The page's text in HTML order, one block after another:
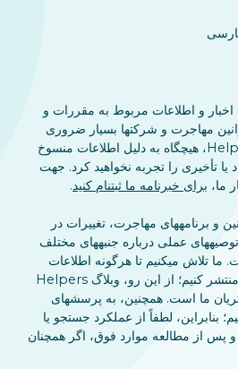
اخبار و اطلاعات مربوط به مقررات و
مهاجرت و شرکتها بسیار ضروری
است. بهعنوان یکی از مشتریان Helpers، هیچگاه به دلیل اطلاعات منسوخ
تأخیری را تجربه نخواهید کرد. جهت
ما، برای خبرنامه ما ثبتنام کنید.
و برنامههای مهاجرت، تغییرات در
عملی درباره جنبههای مختلف
تلاش میکنیم تا هرگونه اطلاعات
جدید و مرتبط را ظرف چند ساعت منتشر کنیم؛ از این رو، وبلاگ Helpers
ما است. همچنین، به پرسشهای
بنابراین، لطفاً از عملکرد جستجو یا
و پس از مطالعه موارد فوق، اگر همچنان